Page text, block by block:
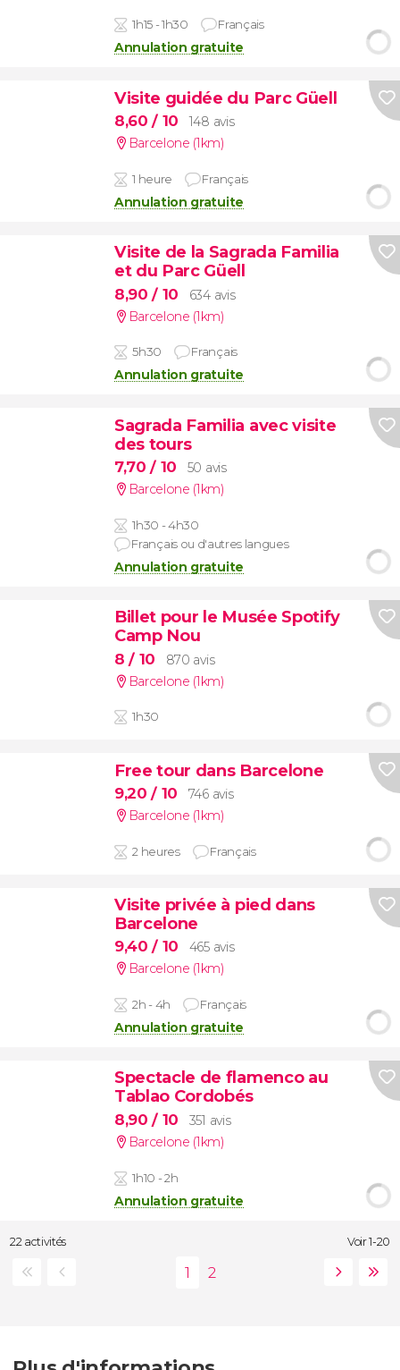
1h15 - 1h30 Français
Annulation gratuite
Visite guidée du Parc Güell
8,60/ 10
148 avis
Barcelone (1km)
1 heure Français
Annulation gratuite
Visite de la Sagrada Familia
et du Parc Güell
8,90/ 10
634 avis
Barcelone (1km)
5h30 Français
Annulation gratuite
Sagrada Familia avec visite
des tours
7,70/ 10
50 avis
Barcelone (1km)
1h30 - 4h30
Français ou d'autres langues
Annulation gratuite
Billet pour le Musée Spotify
Camp Nou
8/ 10
870 avis
Barcelone (1km)
1h30
Free tour dans Barcelone
9,20/ 10
746 avis
Barcelone (1km)
2 heures Français
Visite privée à pied dans
Barcelone
9,40/ 10
465 avis
Barcelone (1km)
2h - 4h Français
Annulation gratuite
Spectacle de flamenco au
Tablao Cordobés
8,90/ 10
351 avis
Barcelone (1km)
1h10 - 2h
Annulation gratuite
22 activités Voir 1-20